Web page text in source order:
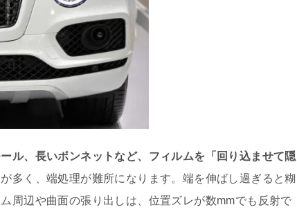
ル、長いボンネットなど、フィルムを「回り込ませて隠
多く、端処理が難所になります。端を伸ばし過ぎると糊
周辺や曲面の張り出しは、位置ズレが数mmでも反射で